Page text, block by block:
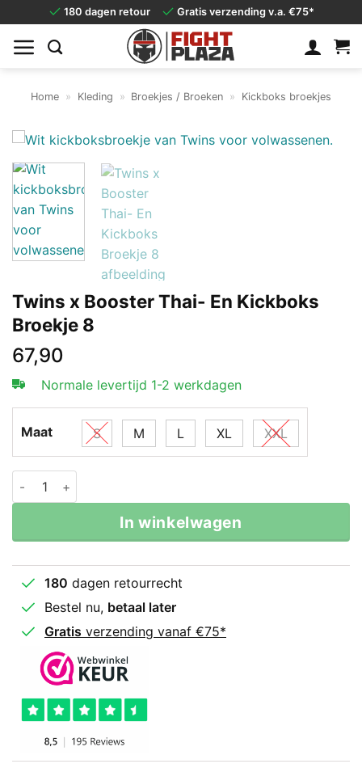
naar
inhoud
180 dagen retour Gratis verzending v.a. €75*
Home » Kleding » Broekjes / Broeken » Kickboks broekjes
Twins x Booster Thai- En Kickboks
Broekje 8
67,90
Normale levertijd 1-2 werkdagen
Maat S M L XL XXL
Twins x Booster Thai- En Kickboks Broekje 8 aantal
In winkelwagen
180 dagen retourrecht
Bestel nu, betaal later
Gratis verzending vanaf €75*